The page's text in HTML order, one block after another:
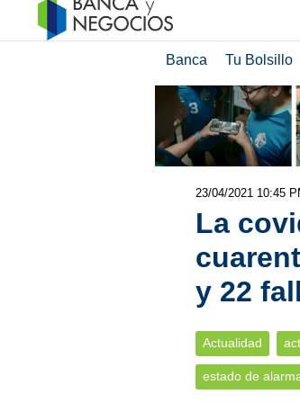
Banca Tu Bolsillo
23/04/2021 10:45
La
y 22
Actualidad
estado de